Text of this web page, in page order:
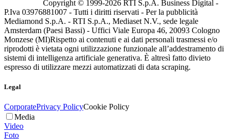
Copyright © 1999-2026 RTI S.p.A. Business Digital -
P.Iva 03976881007 - Tutti i diritti riservati - Per la pubblicità
Mediamond S.p.A. - RTI S.p.A., Mediaset N.V., sede legale
Amsterdam (Paesi Bassi) - Uffici Viale Europa 46, 20093 Cologno
Monzese (MI)Rispetto ai contenuti e ai dati personali trasmessi e/o
riprodotti è vietata ogni utilizzazione funzionale all’addestramento di
sistemi di intelligenza artificiale generativa. È altresì fatto divieto
espresso di utilizzare mezzi automatizzati di data scraping.
Legal
CorporatePrivacy PolicyCookie Policy
Media
Video
Foto